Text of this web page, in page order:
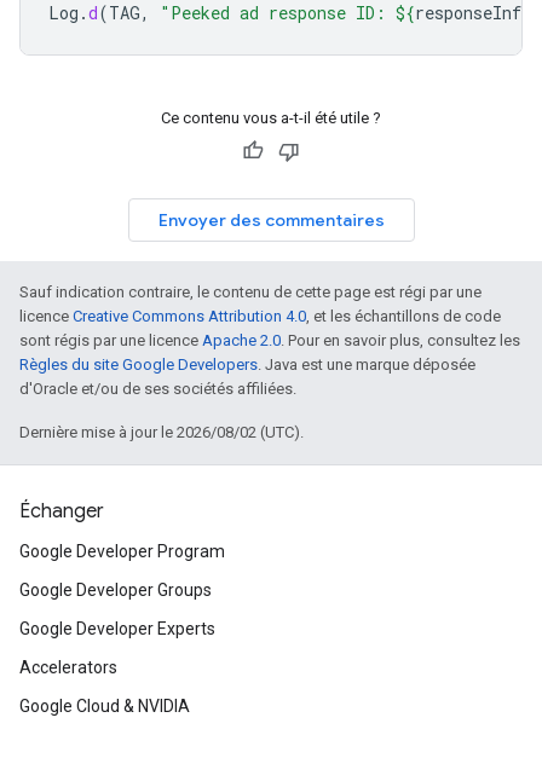
Log .d(TAG, "Peeked ad response ID: ${responseInfo
Ce contenu vous a-t-il été utile ?
Envoyer des commentaires
Sauf indication contraire, le contenu de cette page est régi par une
licence Creative Commons Attribution 4.0, et les échantillons de code
sont régis par une licence Apache 2.0. Pour en savoir plus, consultez les
Règles du site Google Developers. Java est une marque déposée
d'Oracle et/ou de ses sociétés affiliées.
Dernière mise à jour le 2026/08/02 (UTC).
Échanger
Google Developer Program
Google Developer Groups
Google Developer Experts
Accelerators
Google Cloud & NVIDIA